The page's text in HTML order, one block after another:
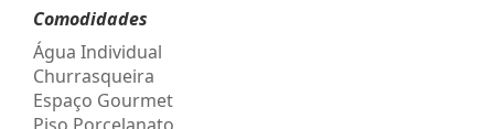
Comodidades
Água Individual
Churrasqueira
Espaço Gourmet